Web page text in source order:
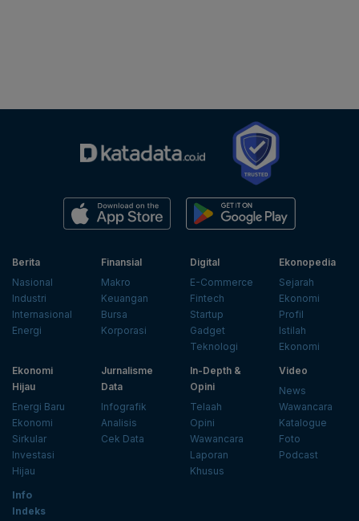
Berita
Nasional
Industri
Internasional
Energi
Finansial
Makro
Keuangan
Bursa
Korporasi
Digital
E-Commerce
Fintech
Startup
Gadget
Teknologi
Ekonopedia
Sejarah
Ekonomi
Profil
Istilah
Ekonomi
Ekonomi
Hijau
Energi Baru
Ekonomi
Sirkular
Investasi
Hijau
Jurnalisme
Data
Infografik
Analisis
Cek Data
In-Depth &
Opini
Telaah
Opini
Wawancara
Laporan
Khusus
Video
News
Wawancara
Katalogue
Foto
Podcast
Info
Indeks